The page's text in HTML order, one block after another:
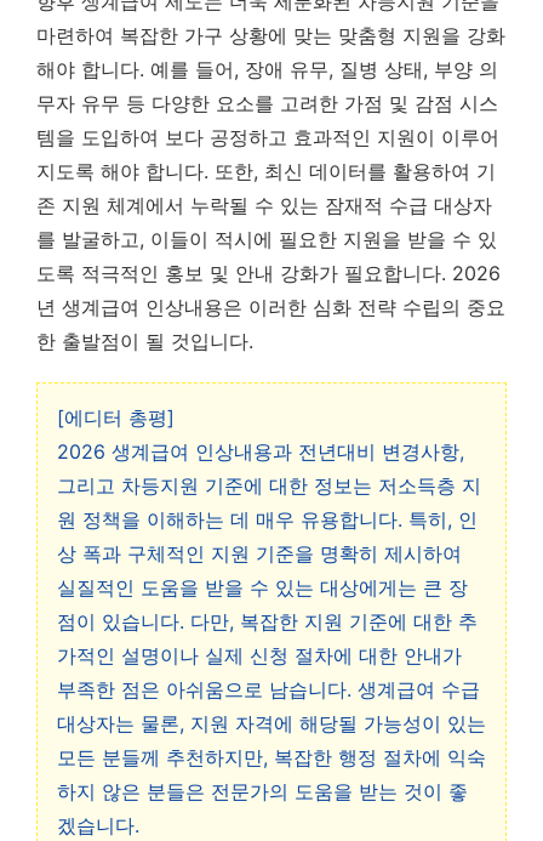
마련하여 복잡한 가구 상황에 맞는 맞춤형 지원을 강화
해야 합니다. 예를 들어, 장애 유무, 질병 상태, 부양 의
무자 유무 등 다양한 요소를 고려한 가점 및 감점 시스
템을 도입하여 보다 공정하고 효과적인 지원이 이루어
지도록 해야 합니다. 또한, 최신 데이터를 활용하여 기
존 지원 체계에서 누락될 수 있는 잠재적 수급 대상자
를 발굴하고, 이들이 적시에 필요한 지원을 받을 수 있
도록 적극적인 홍보 및 안내 강화가 필요합니다. 2026
년 생계급여 인상내용은 이러한 심화 전략 수립의 중요
한 출발점이 될 것입니다.
[에디터 총평]
2026 생계급여 인상내용과 전년대비 변경사항,
그리고 차등지원 기준에 대한 정보는 저소득층 지
원 정책을 이해하는 데 매우 유용합니다. 특히, 인
상 폭과 구체적인 지원 기준을 명확히 제시하여
실질적인 도움을 받을 수 있는 대상에게는 큰 장
점이 있습니다. 다만, 복잡한 지원 기준에 대한 추
가적인 설명이나 실제 신청 절차에 대한 안내가
부족한 점은 아쉬움으로 남습니다. 생계급여 수급
대상자는 물론, 지원 자격에 해당될 가능성이 있는
모든 분들께 추천하지만, 복잡한 행정 절차에 익숙
하지 않은 분들은 전문가의 도움을 받는 것이 좋
겠습니다.